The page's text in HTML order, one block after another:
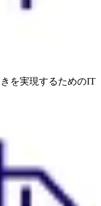
を実現するためのIT